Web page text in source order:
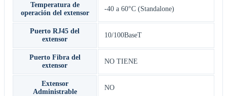
Temperatura de
operación del extensor
-40 a 60°C (Standalone)
Puerto RJ45 del
extensor
10/100BaseT
Puerto Fibra del
extensor
NO TIENE
Extensor
Administrable
NO